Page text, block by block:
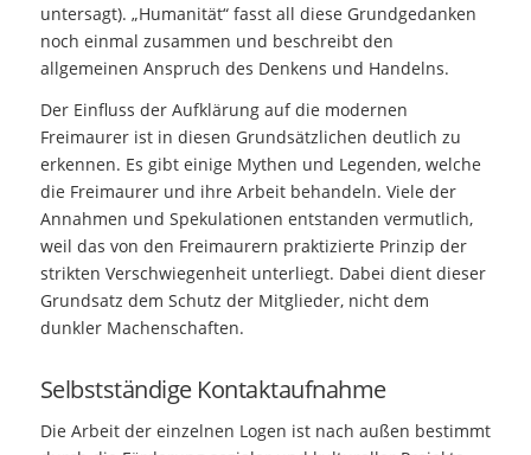
untersagt). „Humanität“ fasst all diese Grundgedanken
noch einmal zusammen und beschreibt den
allgemeinen Anspruch des Denkens und Handelns.
Der Einfluss der Aufklärung auf die modernen
Freimaurer ist in diesen Grundsätzlichen deutlich zu
erkennen. Es gibt einige Mythen und Legenden, welche
die Freimaurer und ihre Arbeit behandeln. Viele der
Annahmen und Spekulationen entstanden vermutlich,
weil das von den Freimaurern praktizierte Prinzip der
strikten Verschwiegenheit unterliegt. Dabei dient dieser
Grundsatz dem Schutz der Mitglieder, nicht dem
dunkler Machenschaften.
Selbstständige Kontaktaufnahme
Die Arbeit der einzelnen Logen ist nach außen bestimmt